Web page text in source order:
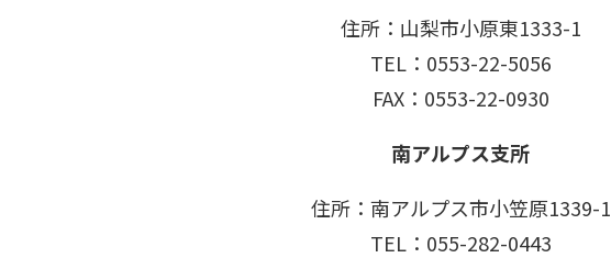
住所：山梨市小原東1333-1
TEL：0553-22-5056
FAX：0553-22-0930
南アルプス支所
住所：南アルプス市小笠原1339-1
TEL：055-282-0443